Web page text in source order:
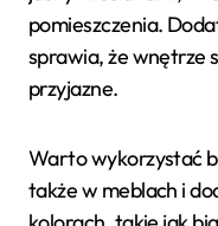
pomieszczenia.
sprawia, że wnętrze
przyjazne.
Warto wykorzystać
także w meblach i